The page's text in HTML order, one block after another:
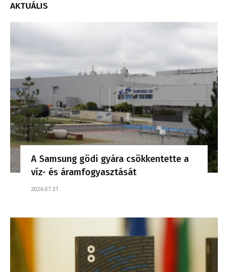
AKTUÁLIS
A Samsung gödi gyára csökkentette a
víz- és áramfogyasztását
2026.07.31.